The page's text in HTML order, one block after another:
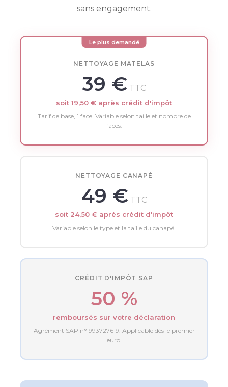
sans engagement.
Le plus demandé
NETTOYAGE MATELAS
39 € TTC
soit 19,50 € après crédit d'impôt
Tarif de base, 1 face. Variable selon taille et nombre de
faces.
NETTOYAGE CANAPÉ
49 € TTC
soit 24,50 € après crédit d'impôt
Variable selon le type et la taille du canapé.
CRÉDIT D'IMPÔT SAP
50 %
remboursés sur votre déclaration
Agrément SAP n° 993727619. Applicable dès le premier
euro.